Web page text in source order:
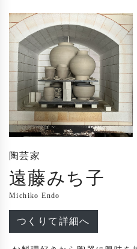
陶芸家
遠藤みち子
Michiko Endo
つくりて詳細へ